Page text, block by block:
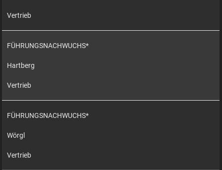
Vertrieb
FÜHRUNGSNACHWUCHS*
Hartberg
Vertrieb
FÜHRUNGSNACHWUCHS*
Wörgl
Vertrieb